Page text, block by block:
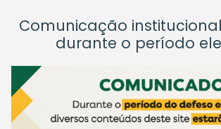
Comunicação institucional
durante o período